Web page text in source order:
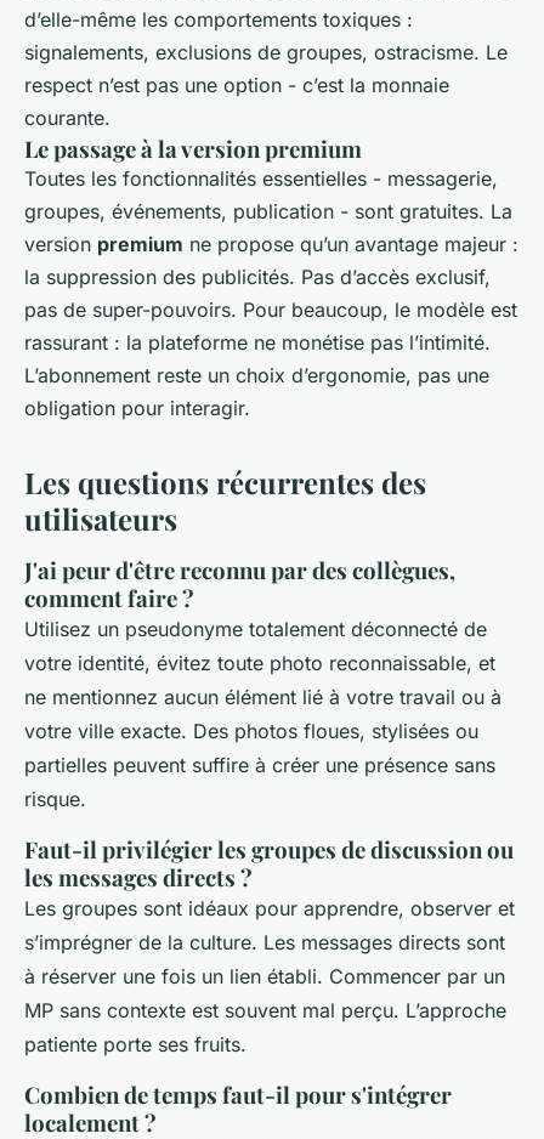
d’elle-même les comportements toxiques :
signalements, exclusions de groupes, ostracisme. Le
respect n’est pas une option - c’est la monnaie
courante.
Le passage à la version premium
Toutes les fonctionnalités essentielles - messagerie,
groupes, événements, publication - sont gratuites. La
version premium ne propose qu’un avantage majeur :
la suppression des publicités. Pas d’accès exclusif,
pas de super-pouvoirs. Pour beaucoup, le modèle est
rassurant : la plateforme ne monétise pas l’intimité.
L’abonnement reste un choix d’ergonomie, pas une
obligation pour interagir.
Les questions récurrentes des
utilisateurs
J'ai peur d'être reconnu par des collègues,
comment faire ?
Utilisez un pseudonyme totalement déconnecté de
votre identité, évitez toute photo reconnaissable, et
ne mentionnez aucun élément lié à votre travail ou à
votre ville exacte. Des photos floues, stylisées ou
partielles peuvent suffire à créer une présence sans
risque.
Faut-il privilégier les groupes de discussion ou
les messages directs ?
Les groupes sont idéaux pour apprendre, observer et
s’imprégner de la culture. Les messages directs sont
à réserver une fois un lien établi. Commencer par un
MP sans contexte est souvent mal perçu. L’approche
patiente porte ses fruits.
Combien de temps faut-il pour s'intégrer
localement ?